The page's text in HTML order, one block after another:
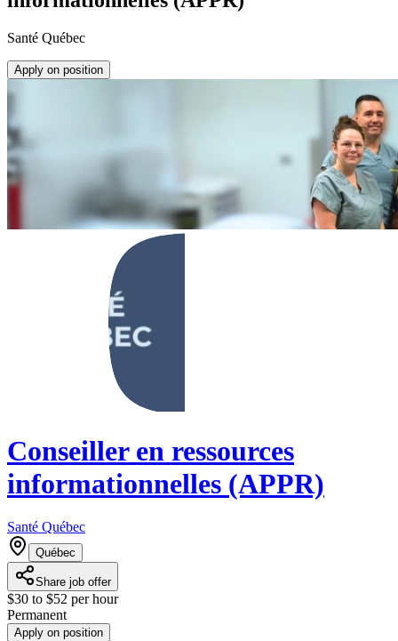
Santé Québec
Apply on position
Conseiller en ressources
informationnelles (APPR)
Santé Québec
Québec
Share job offer
$30 to $52 per hour
Permanent
Apply on position